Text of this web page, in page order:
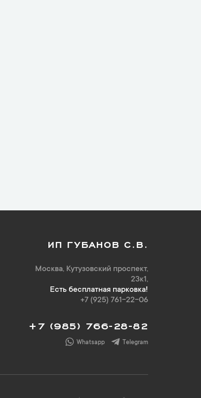
ИП ГУБАНОВ С.В.
Москва, Кутузовский проспект,
23к1,
Есть бесплатная парковка!
+7 (925) 761-22-06
+7 (985) 766-28-82
Whatsapp Telegram